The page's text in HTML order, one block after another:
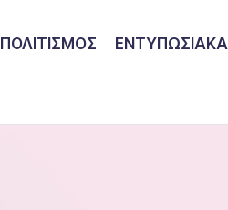
ΠΟΛΙΤΙΣΜΟΣ ΕΝΤΥΠΩΣΙΑΚΑ